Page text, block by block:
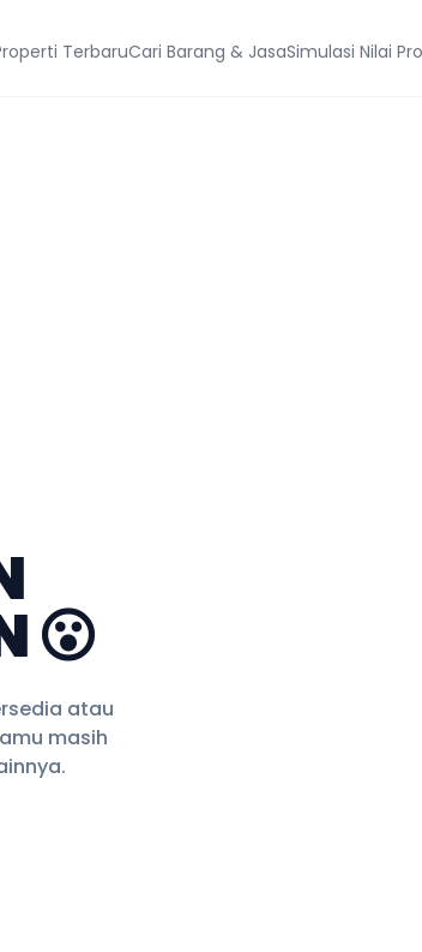
TerbaruCari Barang & JasaSimulasi Nilai
😮
atau
masih